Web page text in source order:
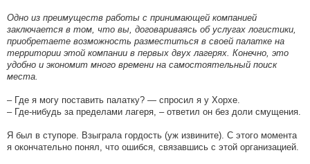
Одно из преимуществ работы с принимающей компанией
заключается в том, что вы, договариваясь об услугах логистики,
приобретаете возможность разместиться в своей палатке на
территории этой компании в первых двух лагерях. Конечно, это
удобно и экономит много времени на самостоятельный поиск
места.
– Где я могу поставить палатку? — спросил я у Хорхе.
– Где-нибудь за пределами лагеря, – ответил он без доли смущения.
Я был в ступоре. Взыграла гордость (уж извините). С этого момента
я окончательно понял, что ошибся, связавшись с этой организацией.